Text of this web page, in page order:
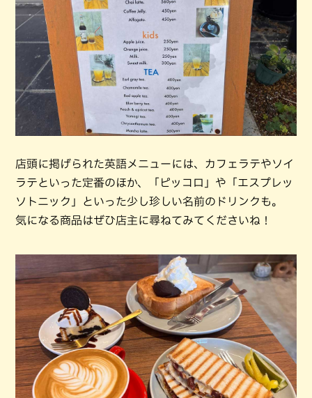
店頭に掲げられた英語メニューには、カフェラテやソイ
ラテといった定番のほか、「ピッコロ」や「エスプレッ
ソトニック」といった少し珍しい名前のドリンクも。
気になる商品はぜひ店主に尋ねてみてくださいね！